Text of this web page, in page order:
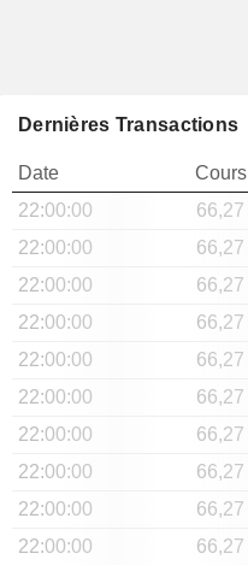
Dernières Transactions
Date Cours
22:00:00
66,27
22:00:00
66,27
22:00:00
66,27
22:00:00
66,27
22:00:00
66,27
22:00:00
66,27
22:00:00
66,27
22:00:00
66,27
22:00:00
66,27
22:00:00
66,27